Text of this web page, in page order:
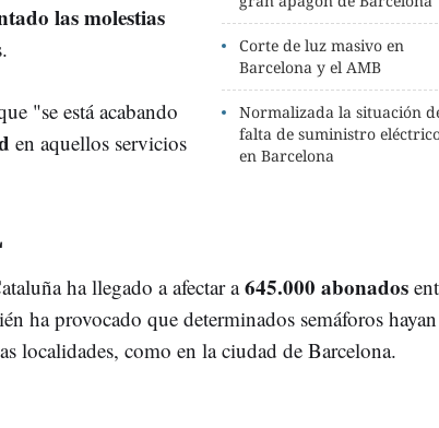
Corte de luz masivo en
Barcelona y el AMB
Normalizada la situación
falta de suministro
en Barcelona
las molestias
"se está acabando
en aquellos servicios
ha llegado a afectar a645.000 abonados
ha provocado que determinados semáforos hayan
localidades, como en la ciudad de Barcelona.